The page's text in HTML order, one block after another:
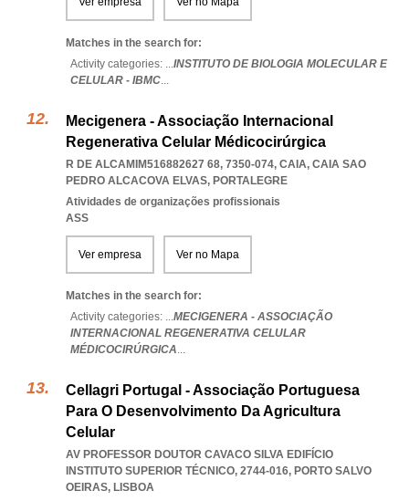
Matches in the search for:
Activity categories: ...INSTITUTO DE BIOLOGIA MOLECULAR E
CELULAR - IBMC...
Mecigenera - Associação Internacional
Regenerativa Celular Médicocirúrgica
R DE ALCAMIM516882627 68, 7350-074, CAIA, CAIA SAO
PEDRO ALCACOVA ELVAS, PORTALEGRE
Atividades de organizações profissionais
ASS
Ver empresa Ver no Mapa
Matches in the search for:
Activity categories: ...MECIGENERA - ASSOCIAÇÃO
INTERNACIONAL REGENERATIVA CELULAR
MÉDICOCIRÚRGICA...
Cellagri Portugal - Associação Portuguesa
Para O Desenvolvimento Da Agricultura
Celular
AV PROFESSOR DOUTOR CAVACO SILVA EDIFÍCIO
INSTITUTO SUPERIOR TÉCNICO, 2744-016, PORTO SALVO
OEIRAS, LISBOA